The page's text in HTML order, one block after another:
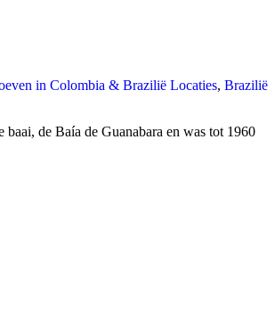
in Colombia & Brazilië Locaties, Brazilië
de Baía de Guanabara en was tot 1960